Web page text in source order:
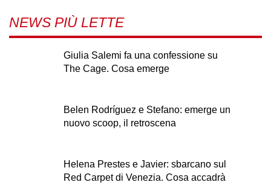
NEWS PIÙ LETTE
Giulia Salemi fa una confessione su
The Cage. Cosa emerge
Belen Rodríguez e Stefano: emerge un
nuovo scoop, il retroscena
Helena Prestes e Javier: sbarcano sul
Red Carpet di Venezia. Cosa accadrà